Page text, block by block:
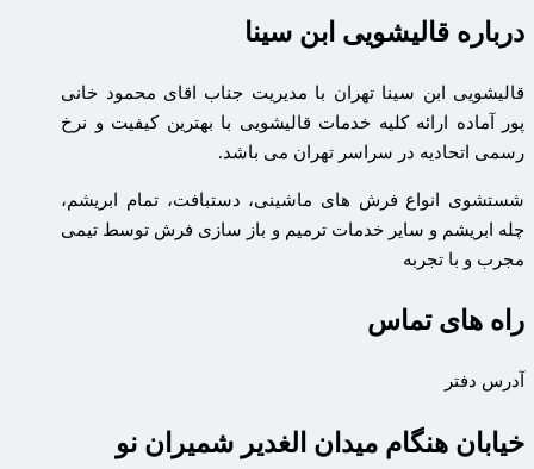
درباره قالیشویی ابن سینا
قالیشویی ابن سینا تهران با مدیریت جناب اقای محمود خانی
پور آماده ارائه کلیه خدمات قالیشویی با بهترین کیفیت و نرخ
رسمی اتحادیه در سراسر تهران می باشد.
شستشوی انواع فرش های ماشینی، دستبافت، تمام ابریشم،
چله ابریشم و سایر خدمات ترمیم و باز سازی فرش توسط تیمی
مجرب و با تجربه
راه های تماس
آدرس دفتر
خیابان هنگام میدان الغدیر شمیران نو